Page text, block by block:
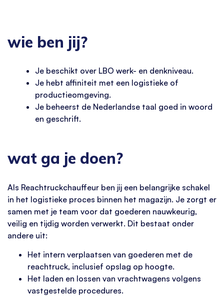
wie ben jij?
Je beschikt over LBO werk- en denkniveau.
Je hebt affiniteit met een logistieke of
productieomgeving.
Je beheerst de Nederlandse taal goed in woord
en geschrift.
wat ga je doen?
Als Reachtruckchauffeur ben jij een belangrijke schakel
in het logistieke proces binnen het magazijn. Je zorgt er
samen met je team voor dat goederen nauwkeurig,
veilig en tijdig worden verwerkt. Dit bestaat onder
andere uit:
Het intern verplaatsen van goederen met de
reachtruck, inclusief opslag op hoogte.
Het laden en lossen van vrachtwagens volgens
vastgestelde procedures.